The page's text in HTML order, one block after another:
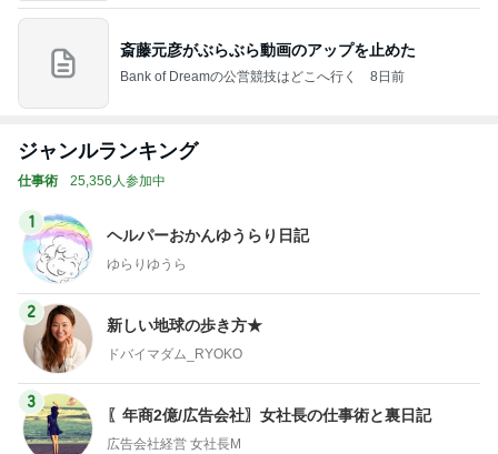
斎藤元彦がぶらぶら動画のアップを止めた
Bank of Dreamの公営競技はどこへ行く 8日前
ジャンルランキング
仕事術 25,356人参加中
1
ヘルパーおかんゆうらり日記
ゆらりゆうら
2
新しい地球の歩き方★
ドバイマダム_RYOKO
3
〖年商2億/広告会社〗女社長の仕事術と裏日記
広告会社経営 女社長M